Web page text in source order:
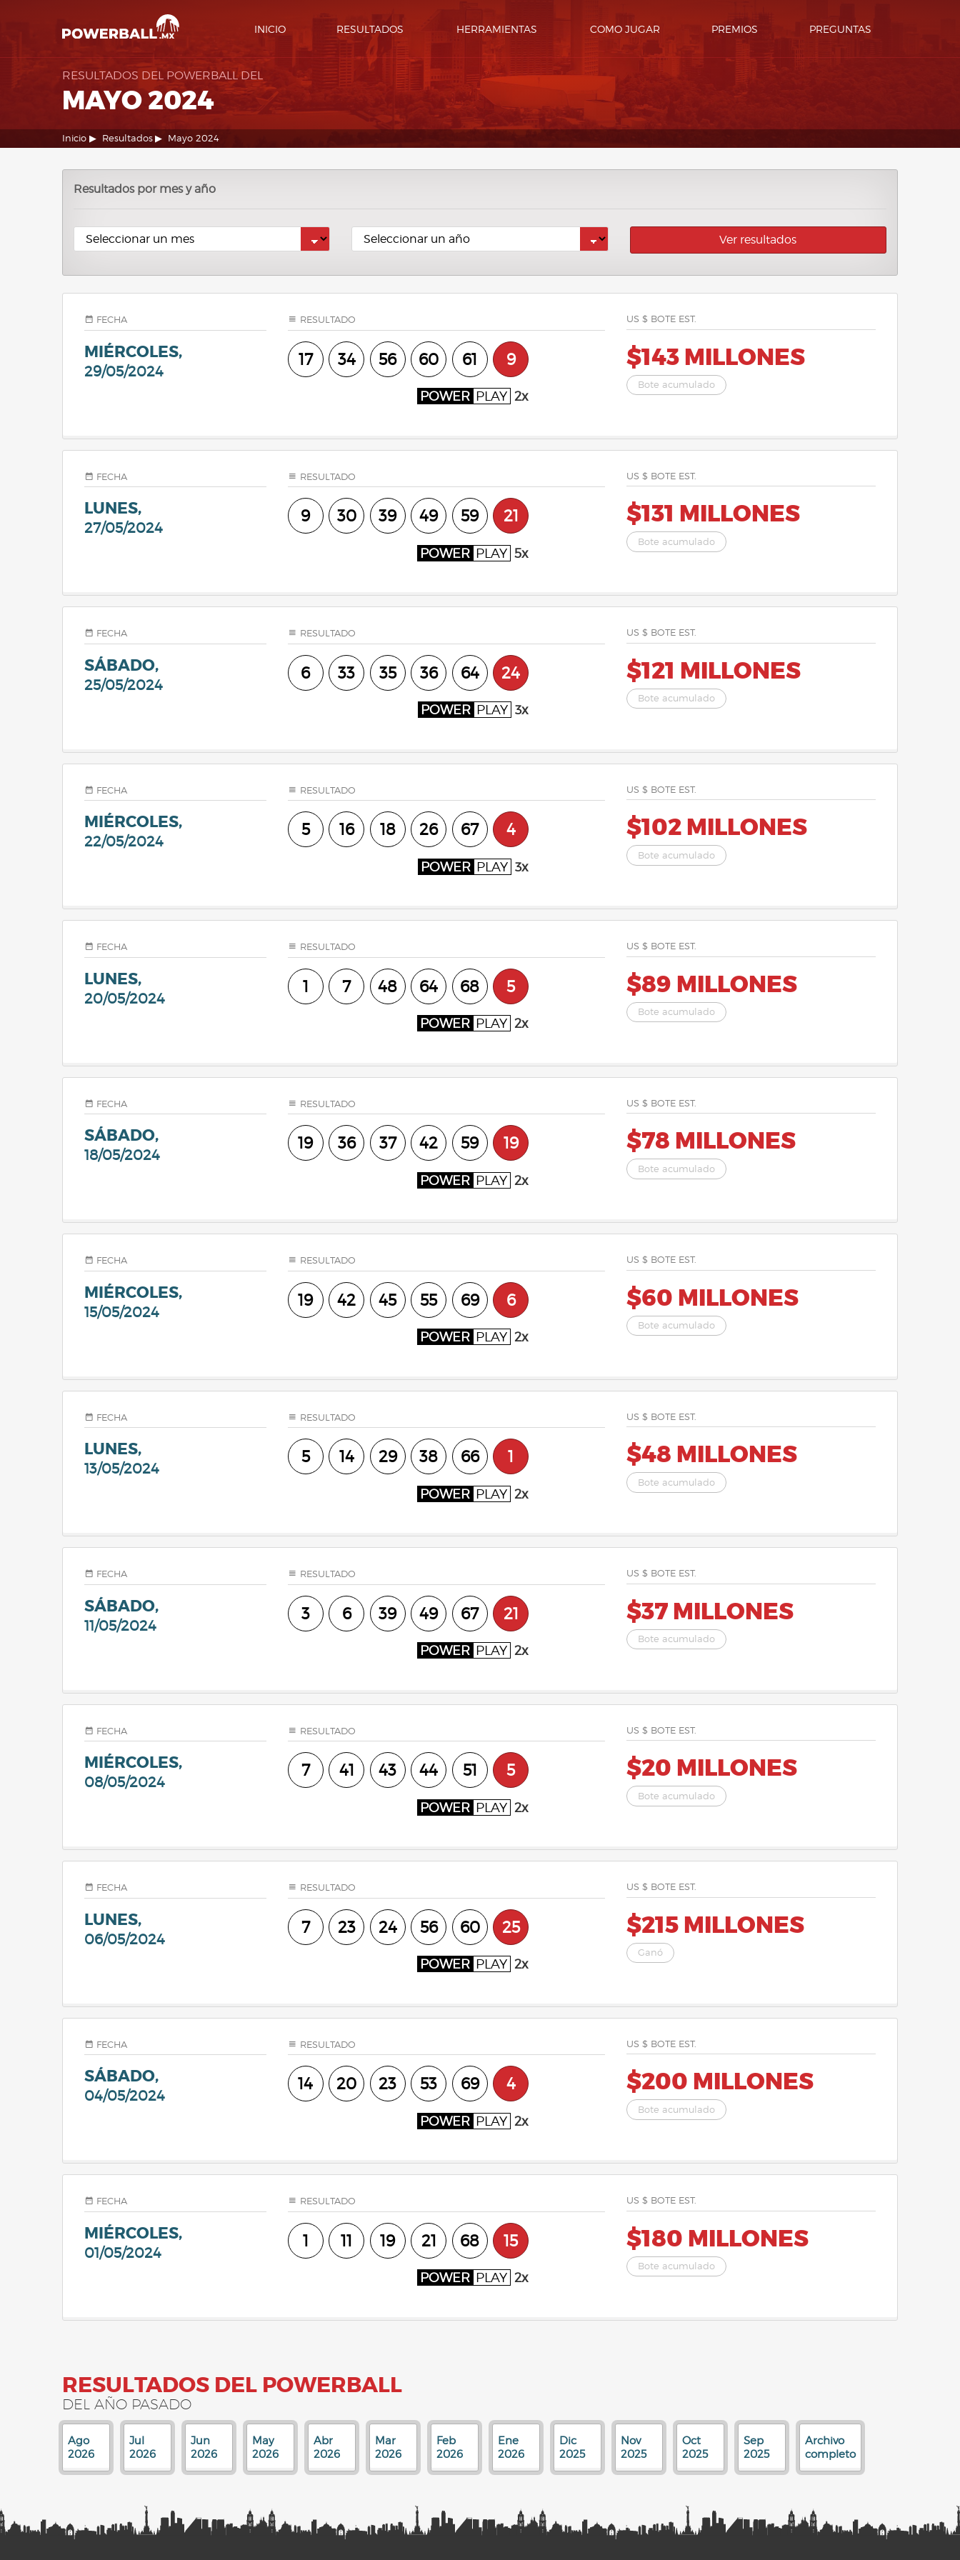
INICIO RESULTADOS HERRAMIENTAS COMO JUGAR PREMIOS PREGUNTAS
RESULTADOS DEL POWERBALL DEL
MAYO 2024
Inicio Resultados Mayo 2024
Resultados por mes y año
Ver resultados
FECHA
MIÉRCOLES,
29/05/2024
RESULTADO
17 34 56 60 61 9
POWER PLAY 2x
US $ BOTE EST.
$143 MILLONES
Bote acumulado
FECHA
LUNES,
27/05/2024
RESULTADO
9 30 39 49 59 21
POWER PLAY 5x
US $ BOTE EST.
$131 MILLONES
Bote acumulado
FECHA
SÁBADO,
25/05/2024
RESULTADO
6 33 35 36 64 24
POWER PLAY 3x
US $ BOTE EST.
$121 MILLONES
Bote acumulado
FECHA
MIÉRCOLES,
22/05/2024
RESULTADO
5 16 18 26 67 4
POWER PLAY 3x
US $ BOTE EST.
$102 MILLONES
Bote acumulado
FECHA
LUNES,
20/05/2024
RESULTADO
1 7 48 64 68 5
POWER PLAY 2x
US $ BOTE EST.
$89 MILLONES
Bote acumulado
FECHA
SÁBADO,
18/05/2024
RESULTADO
19 36 37 42 59 19
POWER PLAY 2x
US $ BOTE EST.
$78 MILLONES
Bote acumulado
FECHA
MIÉRCOLES,
15/05/2024
RESULTADO
19 42 45 55 69 6
POWER PLAY 2x
US $ BOTE EST.
$60 MILLONES
Bote acumulado
FECHA
LUNES,
13/05/2024
RESULTADO
5 14 29 38 66 1
POWER PLAY 2x
US $ BOTE EST.
$48 MILLONES
Bote acumulado
FECHA
SÁBADO,
11/05/2024
RESULTADO
3 6 39 49 67 21
POWER PLAY 2x
US $ BOTE EST.
$37 MILLONES
Bote acumulado
FECHA
MIÉRCOLES,
08/05/2024
RESULTADO
7 41 43 44 51 5
POWER PLAY 2x
US $ BOTE EST.
$20 MILLONES
Bote acumulado
FECHA
LUNES,
06/05/2024
RESULTADO
7 23 24 56 60 25
POWER PLAY 2x
US $ BOTE EST.
$215 MILLONES
Ganó
FECHA
SÁBADO,
04/05/2024
RESULTADO
14 20 23 53 69 4
POWER PLAY 2x
US $ BOTE EST.
$200 MILLONES
Bote acumulado
FECHA
MIÉRCOLES,
01/05/2024
RESULTADO
1 11 19 21 68 15
POWER PLAY 2x
US $ BOTE EST.
$180 MILLONES
Bote acumulado
RESULTADOS DEL POWERBALL
DEL AÑO PASADO
Ago
2026
Jul
2026
Jun
2026
May
2026
Abr
2026
Mar
2026
Feb
2026
Ene
2026
Dic
2025
Nov
2025
Oct
2025
Sep
2025
Archivo
completo